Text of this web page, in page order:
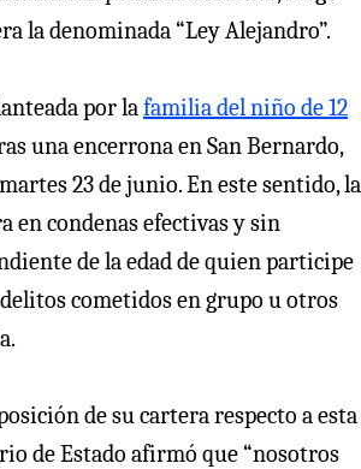
la denominada “Ley Alejandro”.
por lafamilia del niño de 12
una encerrona en San Bernardo,
23 de junio. En este sentido, la
en condenas efectivas y sin
de la edad de quien participe
cometidos en grupo u otros
de su cartera respecto a esta
de Estado afirmó que “nosotros